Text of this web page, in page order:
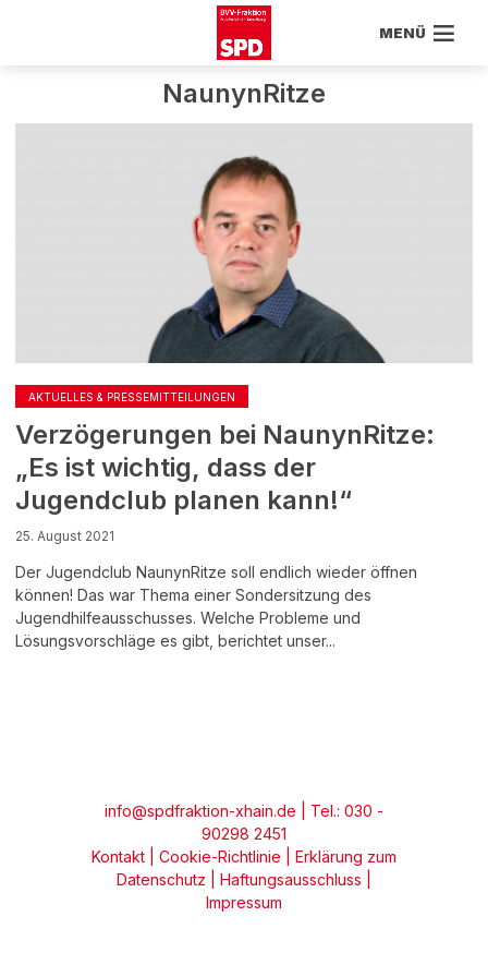
MENÜ
NaunynRitze
AKTUELLES & PRESSEMITTEILUNGEN
Verzögerungen bei NaunynRitze:
„Es ist wichtig, dass der
Jugendclub planen kann!“
25. August 2021
Der Jugendclub NaunynRitze soll endlich wieder öffnen
können! Das war Thema einer Sondersitzung des
Jugendhilfeausschusses. Welche Probleme und
Lösungsvorschläge es gibt, berichtet unser...
info@spdfraktion-xhain.de | Tel.: 030 -
90298 2451
Kontakt
Cookie-Richtlinie
Erklärung zum
Datenschutz
Haftungsausschluss
Impressum